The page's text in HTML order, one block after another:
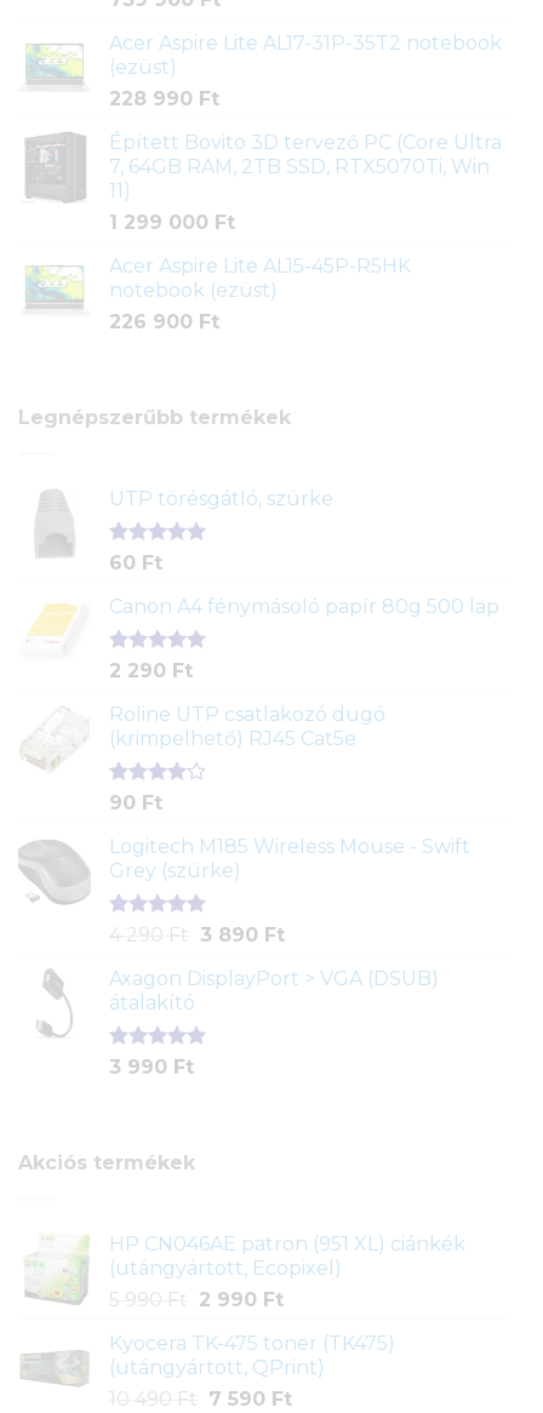
Acer Aspire Lite AL17-31P-35T2 notebook
(ezüst)
228 990 Ft
Épített Bovito 3D tervező PC (Core Ultra
7, 64GB RAM, 2TB SSD, RTX5070Ti, Win
11)
1 299 000 Ft
Acer Aspire Lite AL15-45P-R5HK
notebook (ezüst)
226 900 Ft
Legnépszerűbb termékek
UTP törésgátló, szürke
Értékelés
ből,
1
értékelés
alapján
60 Ft
Canon A4 fénymásoló papír 80g 500 lap
Értékelés
ből,
2
értékelés
alapján
2 290 Ft
Roline UTP csatlakozó dugó
(krimpelhető) RJ45 Cat5e
Értékelés
5-ből,
2
értékelés
alapján
90 Ft
Logitech M185 Wireless Mouse - Swift
Grey (szürke)
Értékelés
ből,
1
értékelés
alapján
4 290 Ft
Original
was:
290 Ft.
3 890 FtCurrent
is:
Axagon DisplayPort > VGA (DSUB)
átalakító
Értékelés
1
3 990 Ft
Akciós termékek
HP CN046AE patron (951 XL) ciánkék
(utángyártott, Ecopixel)
5 990 Ft
Original
was:
5
990 Ft.
2 990 FtCurrent
is:
2
990 Ft.
Kyocera TK-475 toner (TK475)
(utángyártott, QPrint)
10 490 Ft
Original
7 590 FtCurrent